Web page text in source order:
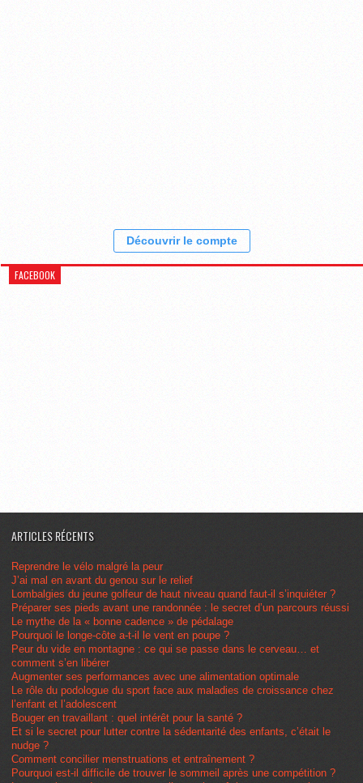
Découvrir le compte
ARTICLES RÉCENTS
Reprendre le vélo malgré la peur
J’ai mal en avant du genou sur le relief
Lombalgies du jeune golfeur de haut niveau quand faut-il s’inquiéter ?
Préparer ses pieds avant une randonnée : le secret d’un parcours réussi
Le mythe de la « bonne cadence » de pédalage
Pourquoi le longe-côte a-t-il le vent en poupe ?
Peur du vide en montagne : ce qui se passe dans le cerveau… et
comment s’en libérer
Augmenter ses performances avec une alimentation optimale
Le rôle du podologue du sport face aux maladies de croissance chez
l’enfant et l’adolescent
Bouger en travaillant : quel intérêt pour la santé ?
Et si le secret pour lutter contre la sédentarité des enfants, c’était le
nudge ?